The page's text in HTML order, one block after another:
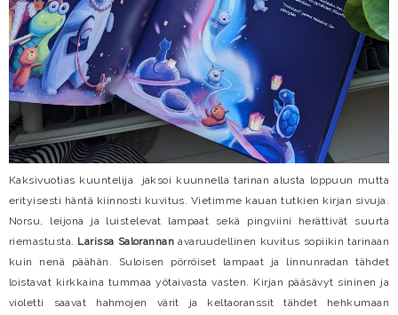
Kaksivuotias kuuntelija jaksoi kuunnella tarinan alusta loppuun mutta
erityisesti häntä kiinnosti kuvitus. Vietimme kauan tutkien kirjan sivuja.
Norsu, leijona ja luistelevat lampaat sekä pingviini herättivät suurta
riemastusta. Larissa Salorannan avaruudellinen kuvitus sopiikin tarinaan
kuin nenä päähän. Suloisen pörröiset lampaat ja linnunradan tähdet
loistavat kirkkaina tummaa yötaivasta vasten. Kirjan pääsävyt sininen ja
violetti saavat hahmojen värit ja keltaoranssit tähdet hehkumaan